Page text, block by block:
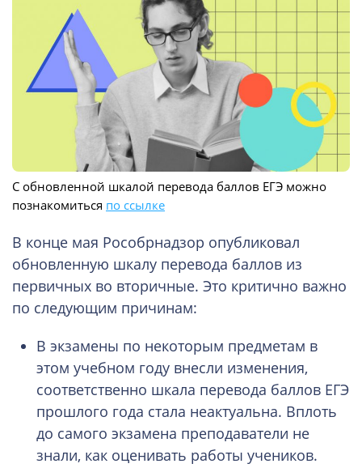
С обновленной шкалой перевода баллов ЕГЭ можно
познакомиться по ссылке
В конце мая Рособрнадзор опубликовал
обновленную шкалу перевода баллов из
первичных во вторичные. Это критично важно
по следующим причинам:
В экзамены по некоторым предметам в
этом учебном году внесли изменения,
соответственно шкала перевода баллов ЕГЭ
прошлого года стала неактуальна. Вплоть
до самого экзамена преподаватели не
знали, как оценивать работы учеников.